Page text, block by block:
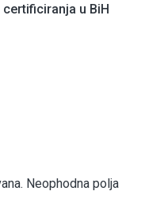
certificiranja u BiH
Neophodna polja